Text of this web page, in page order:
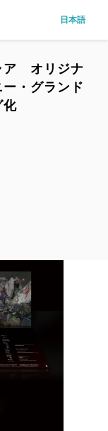
日本語
ア オリジナ
・グランド
化